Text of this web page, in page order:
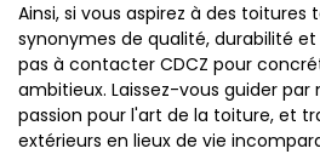
Ainsi, si vous aspirez à des toitures
synonymes de qualité, durabilité
pas à contacter CDCZ pour
ambitieux. Laissez-vous guider
passion pour l'art de la toiture, et
extérieurs en lieux de vie